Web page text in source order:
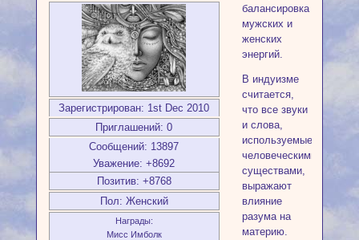
Зарегистрирован: 1st Dec 2010
Приглашений: 0
Сообщений: 13897
Уважение: +8692
Позитив: +8768
Пол: Женский
Награды:
Мисс Имболк
балансировка
мужских и
женских
энергий.
В индуизме
считается,
что все звуки
и слова,
используемые
человеческими
существами,
выражают
влияние
разума на
материю.